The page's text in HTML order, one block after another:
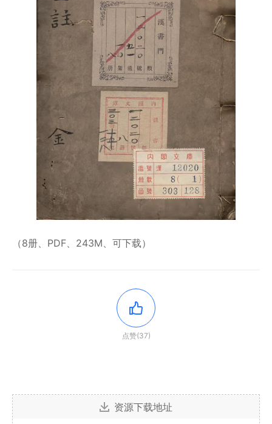
（8册、PDF、243M、可下载）
点赞(37)
资源下载地址